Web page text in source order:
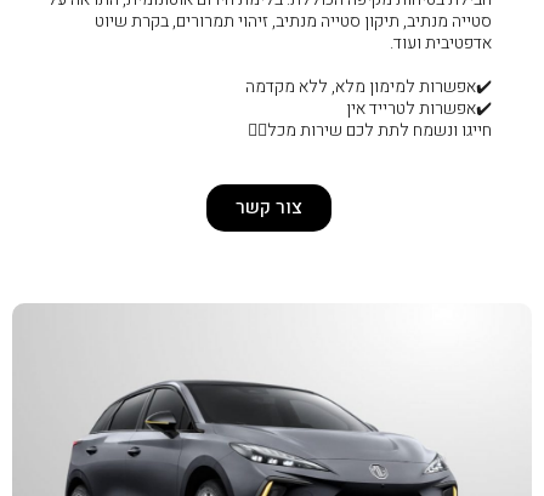
מנתיב, זיהוי תמרורים, בקרת שיוט
מקדמה
מכל❤️‍🔥